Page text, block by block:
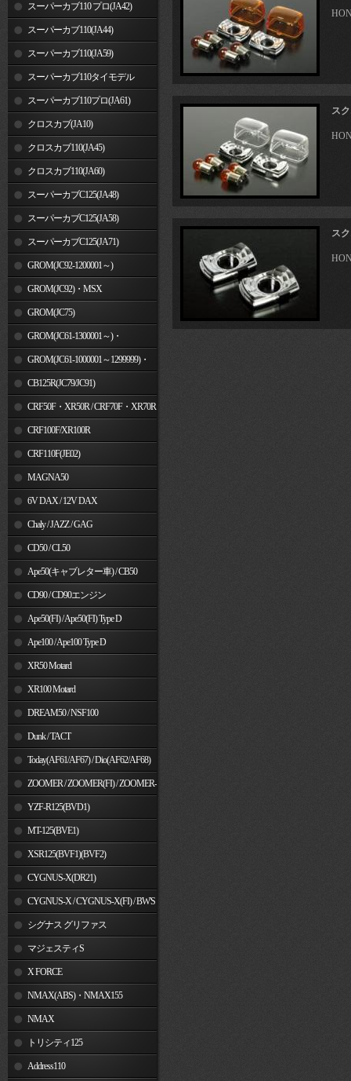
スーパーカブ110 プロ(JA42)
スーパーカブ110(JA44)
スーパーカブ110(JA59)
スーパーカブ110タイモデル
(MLHJA56)
スーパーカブ110プロ(JA61)
クロスカブ(JA10)
クロスカブ110(JA45)
クロスカブ110(JA60)
スーパーカブC125(JA48)
スーパーカブC125(JA58)
スーパーカブC125(JA71)
GROM(JC92-1200001～)
GROM(JC92)・MSX
GROM(MLHJC92)
GROM(JC75)
GROM(JC61-1300001～)・
MSX125SF
GROM(JC61-1000001～1299999)・
MSX125CB125R(JC79/JC91)
CRF50F・XR50R / CRF70F・XR70R
CRF100F/XR100R
CRF110F(JE02)
MAGNA50
6V DAX / 12V DAX
Chaly / JAZZ / GAG
CD50 / CL50
Ape50(キャブレター車) / CB50
CD90 / CD90エンジン
Ape50(FI) / Ape50(FI) Type D
Ape100 / Ape100 Type D
XR50 Motard
XR100 Motard
DREAM50 / NSF100
Dunk / TACT
Today(AF61/AF67) / Dio(AF62/AF68)
ZOOMER / ZOOMER(FI) / ZOOMER-
YZF-R125(BVD1)
MT-125(BVE1)
XSR125(BVF1)(BVF2)
CYGNUS-X(DR21)
CYGNUS-X / CYGNUS-X(FI) / BW'S
125 シグナス グリファス
マジェスティS
X FORCE
NMAX(ABS)・NMAX155
NMAX
トリシティ125
Address110
ス
ス